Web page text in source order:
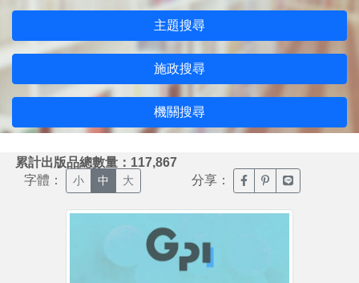
主題搜尋
施政搜尋
機關搜尋
累計出版品總數量：117,867
字體： 小 中 大 分享： 臉書分享(另開新視窗)
噗浪分享(另開新
Line分享(另